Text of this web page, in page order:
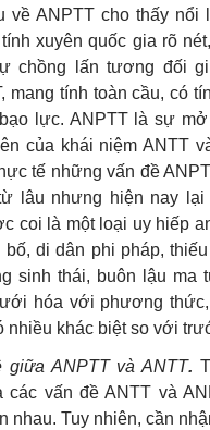
về ANPTT cho thấy nổi
xuyên quốc gia rõ
chồng lấn tương đối
mang tính toàn cầu, có
lực. ANPTT là sự mở
của khái niệm ANTT
tế những vấn đề
lâu nhưng hiện nay
coi là một loại uy hiếp
bố, di dân phi pháp,
sinh thái, buôn lậu ma
hóa với phương
nhiều khác biệt so với
giữa ANPTT và ANTT.
các vấn đề ANTT và
nhau. Tuy nhiên, cần